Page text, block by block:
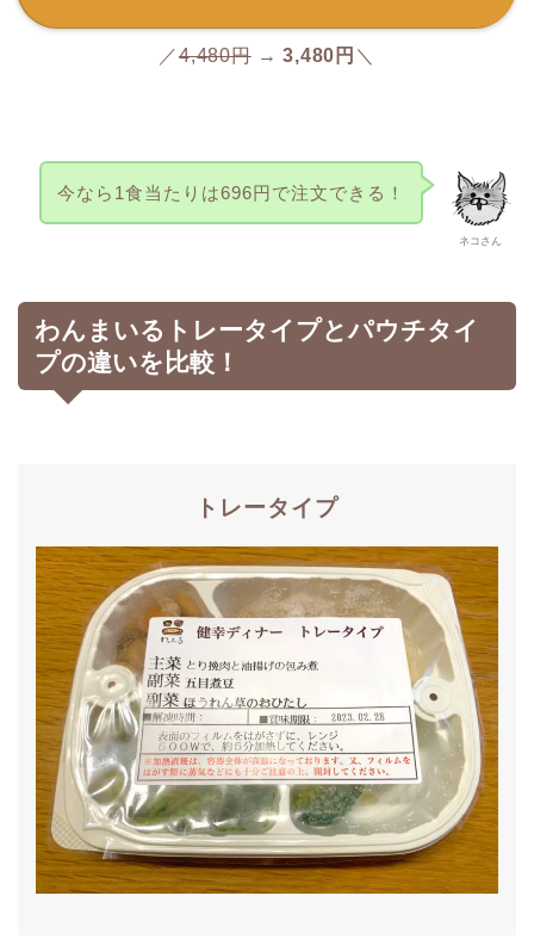
／4,480円→3,480円 ＼
ネコさん
今なら1食当たりは696円で注文できる！
わんまいるトレータイプとパウチタイ
プの違いを比較！
トレータイプ